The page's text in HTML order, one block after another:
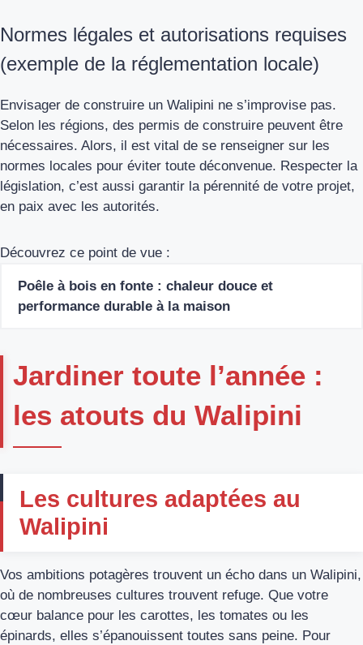
Normes légales et autorisations requises
(exemple de la réglementation locale)
Envisager de construire un Walipini ne s’improvise pas.
Selon les régions, des permis de construire peuvent être
nécessaires. Alors, il est vital de se renseigner sur les
normes locales pour éviter toute déconvenue. Respecter la
législation, c’est aussi garantir la pérennité de votre projet,
en paix avec les autorités.
Découvrez ce point de vue :
Poêle à bois en fonte : chaleur douce et
performance durable à la maison
Jardiner toute l’année :
les atouts du Walipini
Les cultures adaptées au
Walipini
Vos ambitions potagères trouvent un écho dans un Walipini,
où de nombreuses cultures trouvent refuge. Que votre
cœur balance pour les carottes, les tomates ou les
épinards, elles s’épanouissent toutes sans peine. Pour